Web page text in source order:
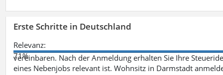
Erste Schritte in Deutschland
Relevanz:
71%
vereinbaren. Nach der Anmeldung erhalten Sie Ihre
eines Nebenjobs relevant ist. Wohnsitz in Darmstadt